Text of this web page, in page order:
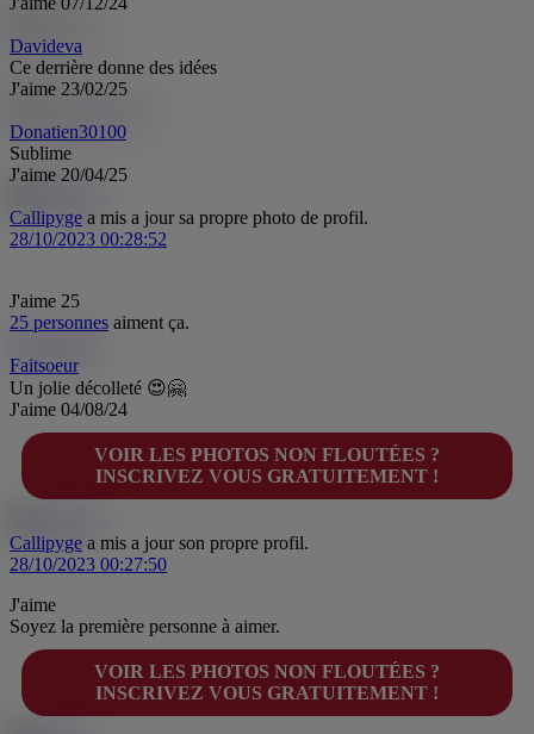
Davideva
Ce derrière donne des idées
J'aime 23/02/25
Donatien30100
Sublime
J'aime 20/04/25
Callipyge a mis a jour sa propre photo de profil.
28/10/2023 00:28:52
J'aime 25
25 personnes aiment ça.
Faitsoeur
Un jolie décolleté 😍🤗
J'aime 04/08/24
VOIR LES PHOTOS NON FLOUTÉES ?
INSCRIVEZ VOUS GRATUITEMENT !
Callipyge a mis a jour son propre profil.
28/10/2023 00:27:50
J'aime
Soyez la première personne à aimer.
VOIR LES PHOTOS NON FLOUTÉES ?
INSCRIVEZ VOUS GRATUITEMENT !